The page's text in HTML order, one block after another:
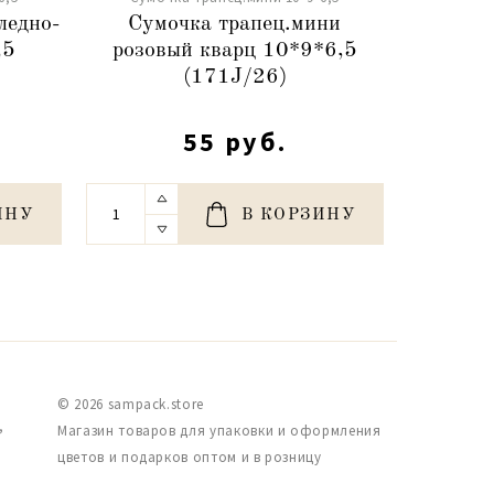
Сумочка трапец.мини
розовый кварц 10*9*6,5
(171J/26)
55 руб.
В КОРЗИНУ
© 2026 sampack.store
Магазин товаров для упаковки и оформления
цветов и подарков оптом и в розницу